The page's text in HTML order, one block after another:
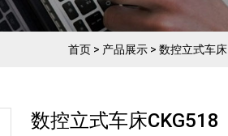
首页 > 产品展示 > 数控立式车床
数控立式车床CKG518